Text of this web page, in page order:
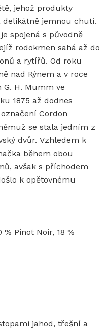
jehož produkty
delikátně jemnou chutí.
spojená s původně
rodokmen sahá až do
a rytířů. Od roku
nad Rýnem a v roce
G. H. Mumm ve
1875 až dodnes
Cordon
se stala jedním z
dvůr. Vzhledem k
během obou
avšak s příchodem
k opětovnému
Pinot Noir, 18 %
jahod, třešní a